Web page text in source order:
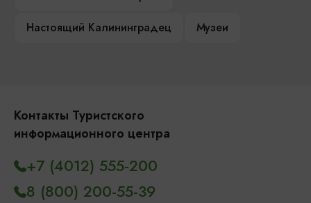
Настоящий Калининградец
Музеи
Контакты Туристского
информационного центра
+7 (4012) 555-200
8 (800) 200-55-39